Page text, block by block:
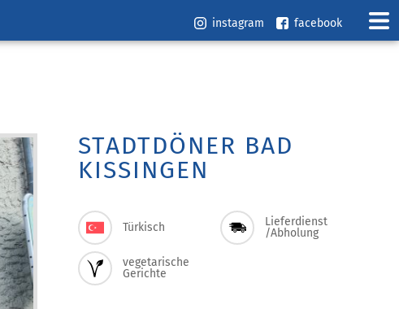
instagram facebook
STADTDÖNER BAD
KISSINGEN
Türkisch
Lieferdienst
/Abholung
vegetarische
Gerichte